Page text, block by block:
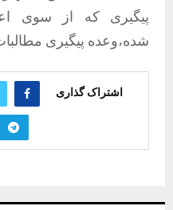
پیگیری که از سوی
شده،وعده پیگیری
اشتراک گذاری